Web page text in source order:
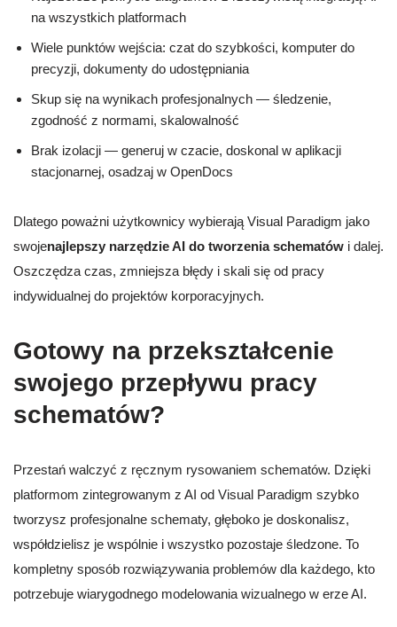
na wszystkich platformach
Wiele punktów wejścia: czat do szybkości, komputer do
precyzji, dokumenty do udostępniania
Skup się na wynikach profesjonalnych — śledzenie,
zgodność z normami, skalowalność
Brak izolacji — generuj w czacie, doskonal w aplikacji
stacjonarnej, osadzaj w OpenDocs
Dlatego poważni użytkownicy wybierają Visual Paradigm jako
swojenajlepszy narzędzie AI do tworzenia schematów i dalej.
Oszczędza czas, zmniejsza błędy i skali się od pracy
indywidualnej do projektów korporacyjnych.
Gotowy na przekształcenie
swojego przepływu pracy
schematów?
Przestań walczyć z ręcznym rysowaniem schematów. Dzięki
platformom zintegrowanym z AI od Visual Paradigm szybko
tworzysz profesjonalne schematy, głęboko je doskonalisz,
współdzielisz je wspólnie i wszystko pozostaje śledzone. To
kompletny sposób rozwiązywania problemów dla każdego, kto
potrzebuje wiarygodnego modelowania wizualnego w erze AI.